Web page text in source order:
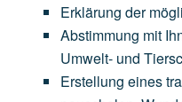
Erklärung der
Abstimmung mit
Umwelt- und
Erstellung eines